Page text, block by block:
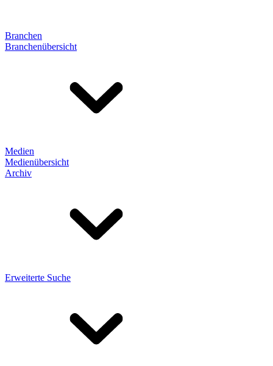
Branchen
Branchenübersicht
Medien
Medienübersicht
Archiv
Erweiterte Suche